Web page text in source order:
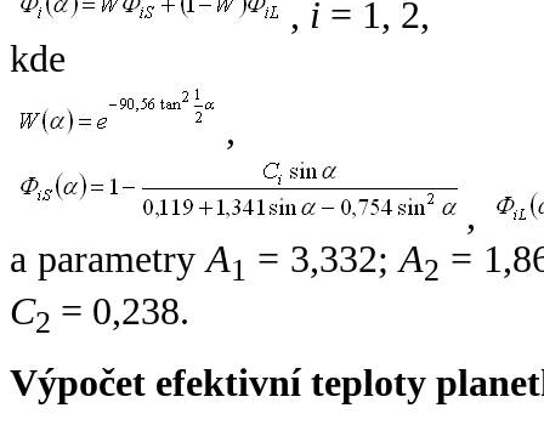
, i = 1, 2,
kde
,
,
a parametryA1 = 3,332;A2 =
C2 = 0,238.
Výpočet efektivní teploty